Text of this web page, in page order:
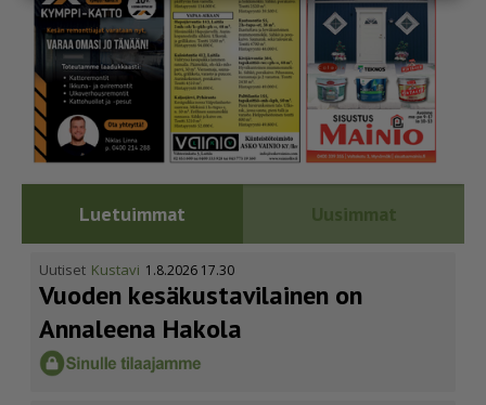
Luetuimmat Uusimmat
Uutiset Kustavi 1.8.2026 17.30
Vuoden kesäkus­ta­vi­lainen on
Annaleena Hakola